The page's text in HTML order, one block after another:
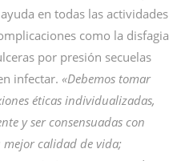
en todas las actividades
como la disfagia
por presión secuelas
infectar. «Debemos tomar
éticas individualizadas,
y ser consensuadas con
calidad de vida;